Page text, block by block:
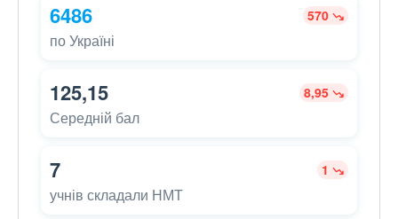
6486 570
по Україні
125,15 8,95
Середній бал
7 1
учнів складали НМТ